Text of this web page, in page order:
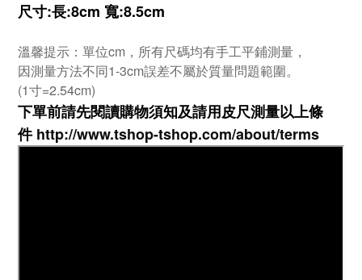
尺寸:長:8cm 寬:8.5cm
溫馨提示：單位cm，所有尺碼均有手工平鋪測量，
因測量方法不同1-3cm誤差不屬於質量問題範圍。
(1寸=2.54cm)
下單前請先閱讀購物須知及請用皮尺測量以上條
件 http://www.tshop-tshop.com/about/terms